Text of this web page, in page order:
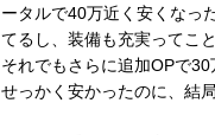
ータルで40万近く安くなっ
てるし、装備も充実ってこ
それでもさらに追加OPで
せっかく安かったのに、結